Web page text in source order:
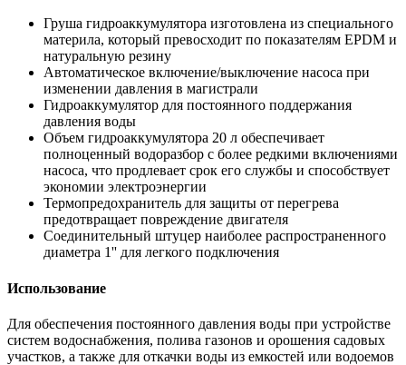
Груша гидроаккумулятора изготовлена из специального
материла, который превосходит по показателям EPDM и
натуральную резину
Автоматическое включение/выключение насоса при
изменении давления в магистрали
Гидроаккумулятор для постоянного поддержания
давления воды
Объем гидроаккумулятора 20 л обеспечивает
полноценный водоразбор с более редкими включениями
насоса, что продлевает срок его службы и способствует
экономии электроэнергии
Термопредохранитель для защиты от перегрева
предотвращает повреждение двигателя
Соединительный штуцер наиболее распространенного
диаметра 1'' для легкого подключения
Использование
Для обеспечения постоянного давления воды при устройстве
систем водоснабжения, полива газонов и орошения садовых
участков, а также для откачки воды из емкостей или водоемов